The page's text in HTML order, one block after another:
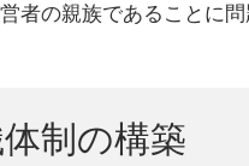
者の親族であることに問
制の構築